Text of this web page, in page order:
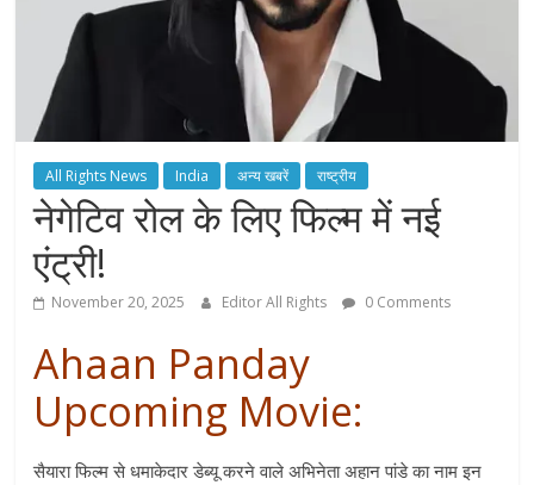
All Rights News India अन्य खबरें राष्ट्रीय
नेगेटिव रोल के लिए फिल्म में नई
एंट्री!
November 20, 2025 Editor All Rights 0 Comments
Ahaan Panday
Upcoming Movie:
सैयारा फिल्म से धमाकेदार डेब्यू करने वाले अभिनेता अहान पांडे का नाम इन